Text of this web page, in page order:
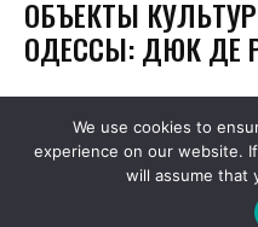
We use cookies to
experience on our website.
will assume that